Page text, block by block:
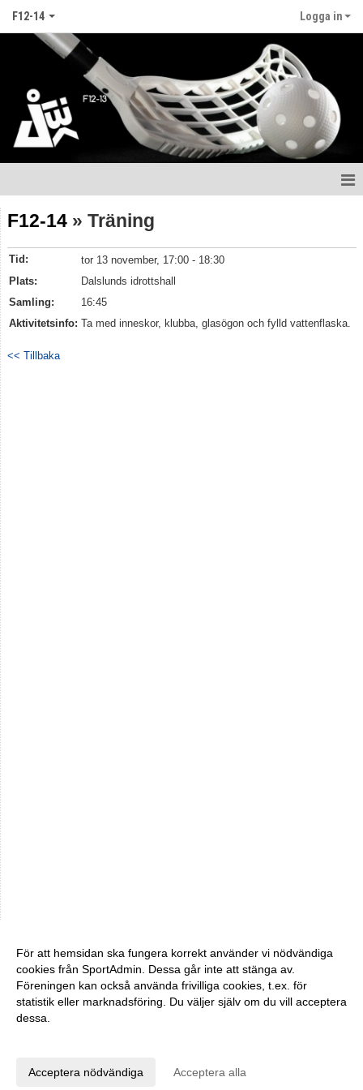
F12-14 Logga in
Kalender
Matcher
F12-14 » Träning
Tid:
tor 13 november, 17:00 - 18:30
Plats:
Dalslunds idrottshall
Samling:
16:45
Aktivitetsinfo: Ta med inneskor, klubba, glasögon och fylld vattenflaska.
<< Tillbaka
För att hemsidan ska fungera korrekt använder vi nödvändiga
cookies från SportAdmin. Dessa går inte att stänga av.
Föreningen kan också använda frivilliga cookies, t.ex. för
statistik eller marknadsföring. Du väljer själv om du vill acceptera
dessa.
Acceptera nödvändiga Acceptera alla